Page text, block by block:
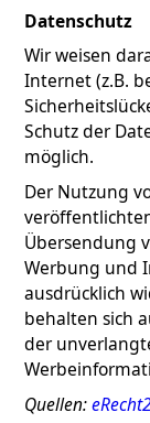
Datenschutz
Wir weisen
Internet (z.B.
Schutz der
möglich.
Der Nutzung
Übersendung
Werbung und
ausdrücklich
behalten sich
der
Quellen: